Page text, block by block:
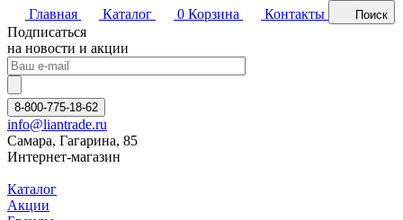
Главная
Каталог 0 Корзина Контакты Поиск
Подписаться
на новости и акции
8-800-775-18-62
info@liantrade.ru
Самара, Гагарина, 85
Интернет-магазин
Каталог
Акции